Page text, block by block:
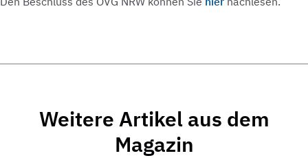
Weitere Artikel aus dem
Magazin